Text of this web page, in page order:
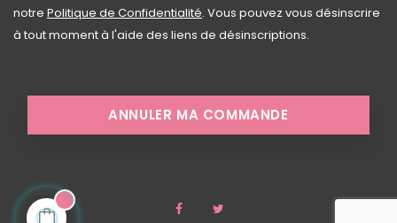
notre Politique de Confidentialité. Vous pouvez vous désinscrire
à tout moment à l'aide des liens de désinscriptions.
ANNULER MA COMMANDE
Facebook